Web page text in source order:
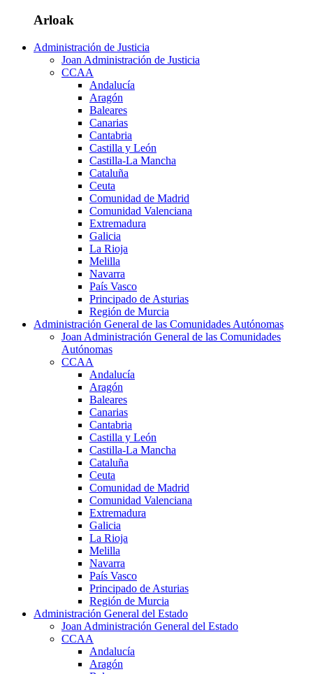
Arloak
Administración de Justicia
Joan Administración de Justicia
CCAA
Andalucía
Aragón
Baleares
Canarias
Cantabria
Castilla y León
Castilla-La Mancha
Cataluña
Ceuta
Comunidad de Madrid
Comunidad Valenciana
Extremadura
Galicia
La Rioja
Melilla
Navarra
País Vasco
Principado de Asturias
Región de Murcia
Administración General de las Comunidades Autónomas
Joan Administración General de las Comunidades
Autónomas
CCAA
Andalucía
Aragón
Baleares
Canarias
Cantabria
Castilla y León
Castilla-La Mancha
Cataluña
Ceuta
Comunidad de Madrid
Comunidad Valenciana
Extremadura
Galicia
La Rioja
Melilla
Navarra
País Vasco
Principado de Asturias
Región de Murcia
Administración General del Estado
Joan Administración General del Estado
CCAA
Andalucía
Aragón